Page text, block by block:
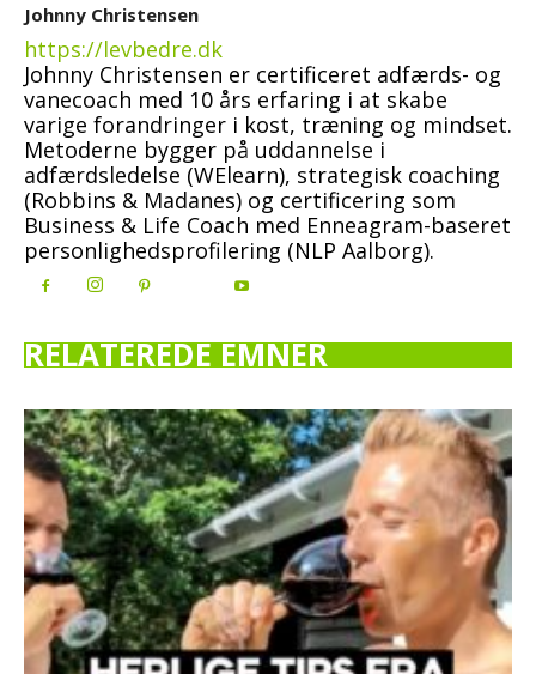
Johnny Christensen
https://levbedre.dk
Johnny Christensen er certificeret adfærds- og
vanecoach med 10 års erfaring i at skabe
varige forandringer i kost, træning og mindset.
Metoderne bygger på uddannelse i
adfærdsledelse (WElearn), strategisk coaching
(Robbins & Madanes) og certificering som
Business & Life Coach med Enneagram-baseret
personlighedsprofilering (NLP Aalborg).
RELATEREDE EMNER